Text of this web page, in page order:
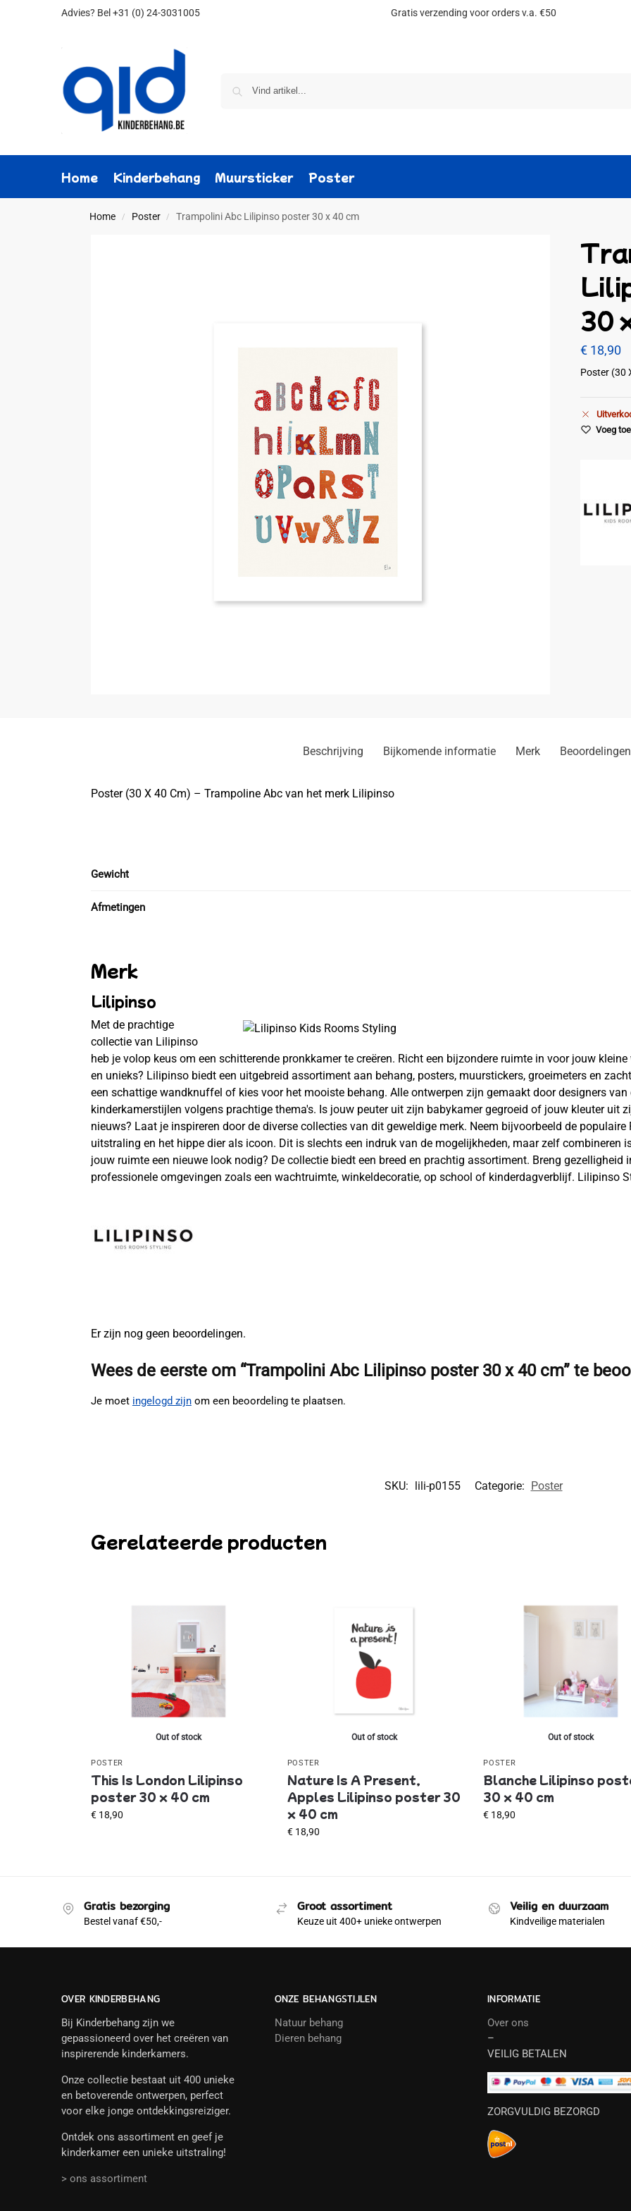
Advies? Bel +31 (0) 24-3031005 Gratis verzending voor orders v.a. €50
Home Kinderbehang Muursticker Poster
Home / Poster / Trampolini Abc Lilipinso poster 30 x 40 cm
30
€ 18,90
Poster (30
Voeg
Beschrijving Bijkomende informatie Merk Beoordelingen
Poster (30 X 40 Cm) – Trampoline Abc van het merk Lilipinso
Gewicht
Afmetingen
Merk
Lilipinso
Met de prachtige
collectie van Lilipinso
heb je volop keus om een schitterende pronkkamer te creëren. Richt een bijzondere ruimte in voor jouw
en unieks? Lilipinso biedt een uitgebreid assortiment aan behang, posters, muurstickers, groeimeters en
een schattige wandknuffel of kies voor het mooiste behang. Alle ontwerpen zijn gemaakt door designers
kinderkamerstijlen volgens prachtige thema's. Is jouw peuter uit zijn babykamer gegroeid of jouw kleuter uit
nieuws? Laat je inspireren door de diverse collecties van dit geweldige merk. Neem bijvoorbeeld de
uitstraling en het hippe dier als icoon. Dit is slechts een indruk van de mogelijkheden, maar zelf combineren
jouw ruimte een nieuwe look nodig? De collectie biedt een breed en prachtig assortiment. Breng
professionele omgevingen zoals een wachtruimte, winkeldecoratie, op school of kinderdagverblijf. Lilipinso
Er zijn nog geen beoordelingen.
Wees de eerste om “Trampolini Abc Lilipinso poster 30 x 40 cm” te
Je moet ingelogd zijnom een beoordeling te plaatsen.
SKU: lili-p0155 Categorie: Poster
Gerelateerde producten
Out of stock
POSTER
This Is London Lilipinso
poster 30 x 40 cm
€18,90
Out of stock
POSTER
Nature Is A Present,
Apples Lilipinso poster 30
x 40 cm
€18,90
Out of stock
POSTER
Blanche Lilipinso
30 x 40 cm
€ 18,90
Gratis bezorging
Bestel vanaf €50,-
Groot assortiment
Keuze uit 400+ unieke ontwerpen
Veilig en duurzaam
Kindveilige materialen
OVER KINDERBEHANG
Bij Kinderbehang zijn we
gepassioneerd over het creëren van
inspirerende kinderkamers.
Onze collectie bestaat uit 400 unieke
en betoverende ontwerpen, perfect
voor elke jonge ontdekkingsreiziger.
Ontdek ons assortiment en geef je
kinderkamer een unieke uitstraling!
> ons assortiment
ONZE BEHANGSTIJLEN
Natuur behang
Dieren behang
INFORMATIE
Over ons
–
VEILIG BETALEN
ZORGVULDIG BEZORGD